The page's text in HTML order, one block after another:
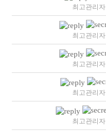
최고관리자
최고관리자
최고관리자
최고관리자
최고관리자